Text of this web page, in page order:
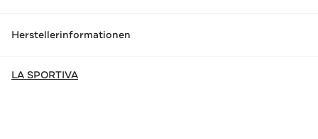
Herstellerinformationen
LA SPORTIVA